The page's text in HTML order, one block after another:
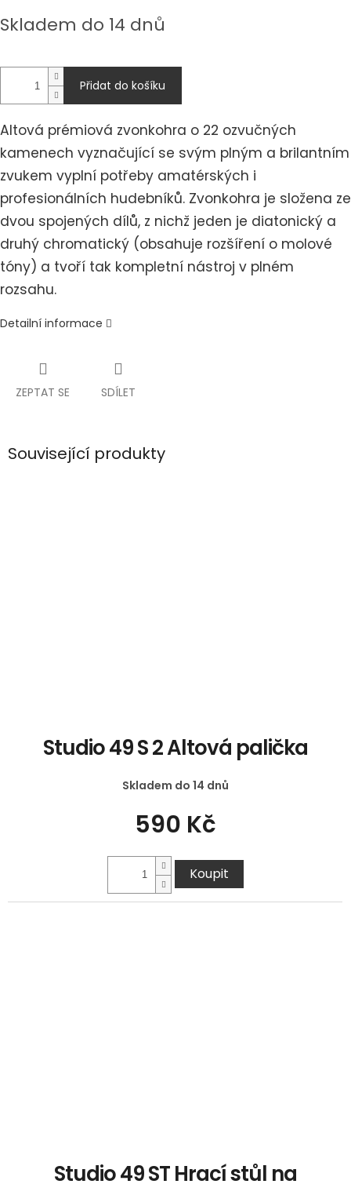
cena:
Skladem do 14 dnů
Přidat do košíku
Altová prémiová zvonkohra o 22 ozvučných
kamenech vyznačující se svým plným a brilantním
zvukem vyplní potřeby amatérských i
profesionálních hudebníků. Zvonkohra je složena ze
dvou spojených dílů, z nichž jeden je diatonický a
druhý chromatický (obsahuje rozšíření o molové
tóny) a tvoří tak kompletní nástroj v plném
rozsahu.
Detailní informace
ZEPTAT SE SDÍLET
Související produkty
Studio 49 S 2 Altová palička
Skladem do 14 dnů
590 Kč
Koupit
Studio 49 ST Hrací stůl na